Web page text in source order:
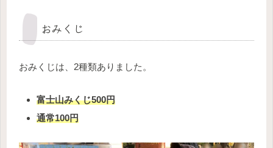
おみくじ
おみくじは、2種類ありました。
富士山みくじ500円
通常100円